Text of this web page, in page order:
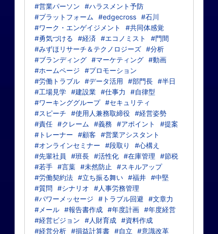
#営業パーソン
#ハラスメント予防
#プラットフォーム
#edgecross #石川
#ワーク・エンゲイジメント
#共同体感覚
#勇気づける
#経済 #エコノミスト
#門間
#みずほリサーチ＆テクノロジーズ #分析
#ブランディング #マーケティング #動画
#ホームページ
#プロモーション
#労働トラブル #データ活用 #部門長 #半日
#工場見学 #建設業 #仕事力
#自律型
#ワーキンググループ #セキュリティ
#スピーチ
#使用人兼務取締役 #経営姿勢
#責任 #クレーム #義務 #アポイント
#提案
#トレーナー
#顧客
#営業アシスタント
#オンラインセミナー
#段取り
#心構え
#先輩社員
#班長 #活性化 #在庫管理
#節税
#若手 #言葉 #未然防止
#スキルアップ
#労働契約法 #立ち振る舞い #福井 #中堅
#質問
#シナリオ
#人事労務管理
#パワーメッセージ
#トラブル回避
#文章力
#メール #報告書作成 #年度計画 #年度経営
#経営ビジョン
#人財育成 #資料作成
#経営分析 #損益計算書 #自立
#意識改革